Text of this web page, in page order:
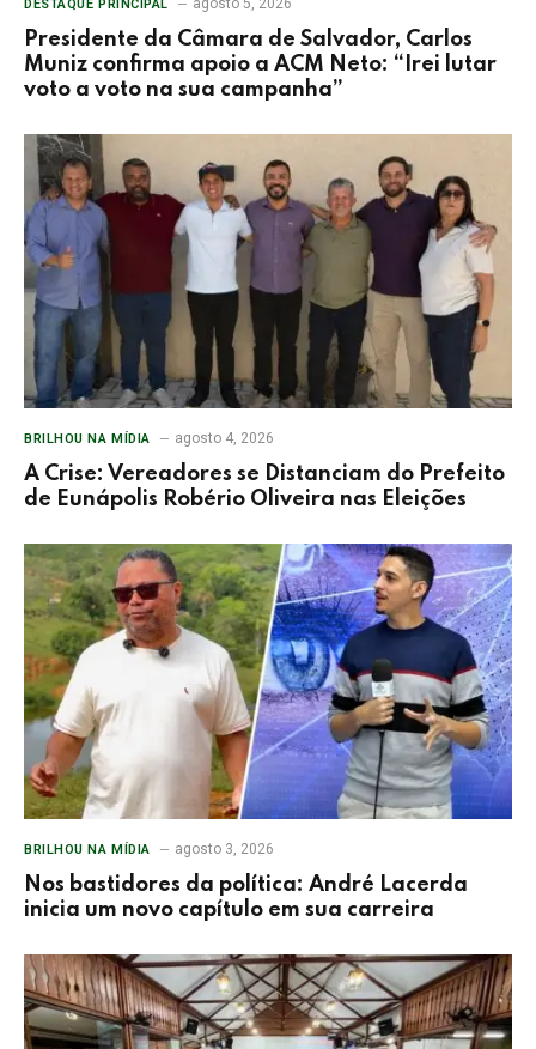
DESTAQUE PRINCIPAL
Presidente da Câmara de Salvador, Carlos
Muniz confirma apoio a ACM Neto: “Irei lutar
voto a voto na sua campanha”
BRILHOU NA MÍDIA agosto 4, 2026
A Crise: Vereadores se Distanciam do Prefeito
de Eunápolis Robério Oliveira nas Eleições
BRILHOU NA MÍDIA agosto 3, 2026
Nos bastidores da política: André Lacerda
inicia um novo capítulo em sua carreira